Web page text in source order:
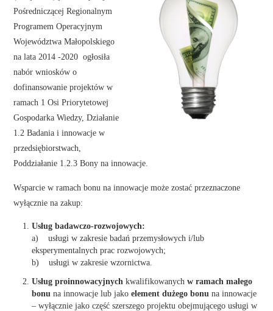
Pośredniczącej Regionalnym
Programem Operacyjnym
Województwa Małopolskiego
na lata 2014 -2020 ogłosiła
nabór wniosków o
dofinansowanie projektów w
ramach 1 Osi Priorytetowej
Gospodarka Wiedzy, Działanie
1.2 Badania i innowacje w
przedsiębiorstwach,
Poddziałanie 1.2.3 Bony na innowacje.
Wsparcie w ramach bonu na innowacje może zostać przeznaczone
wyłącznie na zakup:
Usług badawczo-rozwojowych:
a) usługi w zakresie badań przemysłowych i/lub
eksperymentalnych prac rozwojowych;
b) usługi w zakresie wzornictwa.
Usług proinnowacyjnych kwalifikowanychw ramach małego
bonu na innowacje lub jakoelement dużego bonu na innowacje
– wyłącznie jako część szerszego projektu obejmującego usługi w